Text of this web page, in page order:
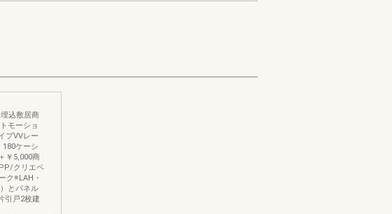
込敷居商
モーショ
プVVレー
180ケーシ
￥5,000商
クリエペ
ク※LAH・
とパネル
引戸2枚建